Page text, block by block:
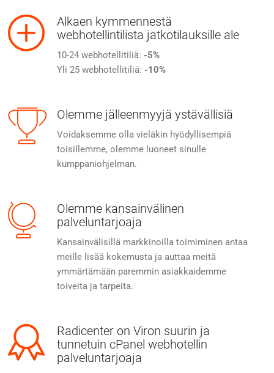
Alkaen kymmennestä
webhotellintilista jatkotilauksille ale
10-24 webhotellitiliä:-5%
Yli 25 webhotellitiliä:-10%
Olemme jälleenmyyjä ystävällisiä
Voidaksemme olla vieläkin hyödyllisempiä
toisillemme, olemme luoneet sinulle
kumppaniohjelman.
Olemme kansainvälinen
palveluntarjoaja
Kansainvälisillä markkinoilla toimiminen antaa
meille lisää kokemusta ja auttaa meitä
ymmärtämään paremmin asiakkaidemme
toiveita ja tarpeita.
Radicenter on Viron suurin ja
tunnetuin cPanel webhotellin
palveluntarjoaja